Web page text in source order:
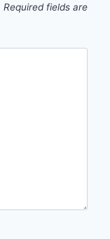
Required fields are